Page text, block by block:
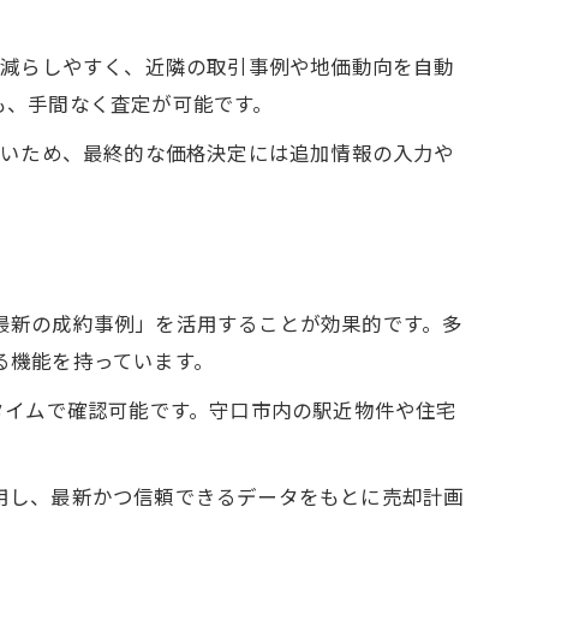
らしやすく、近隣の取引事例や地価動向を自動
手間なく査定が可能です。
ため、最終的な価格決定には追加情報の入力や
の成約事例」を活用することが効果的です。多
能を持っています。
ムで確認可能です。守口市内の駅近物件や住宅
、最新かつ信頼できるデータをもとに売却計画